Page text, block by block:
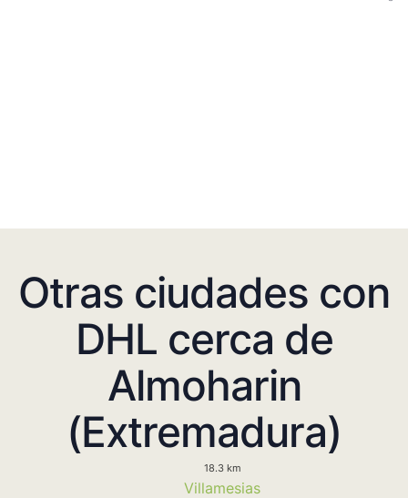
Otras ciudades con
DHL cerca de
Almoharin
(Extremadura)
18.3 km
Villamesias